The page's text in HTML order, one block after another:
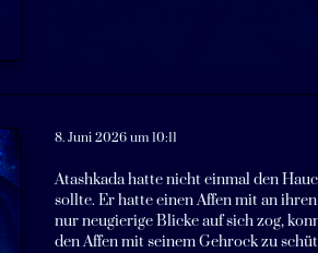
8. Juni 2026 um 10:11
Atashkada hatte nicht einmal den
sollte. Er hatte einen Affen mit an
nur neugierige Blicke auf sich zog,
den Affen mit seinem Gehrock zu